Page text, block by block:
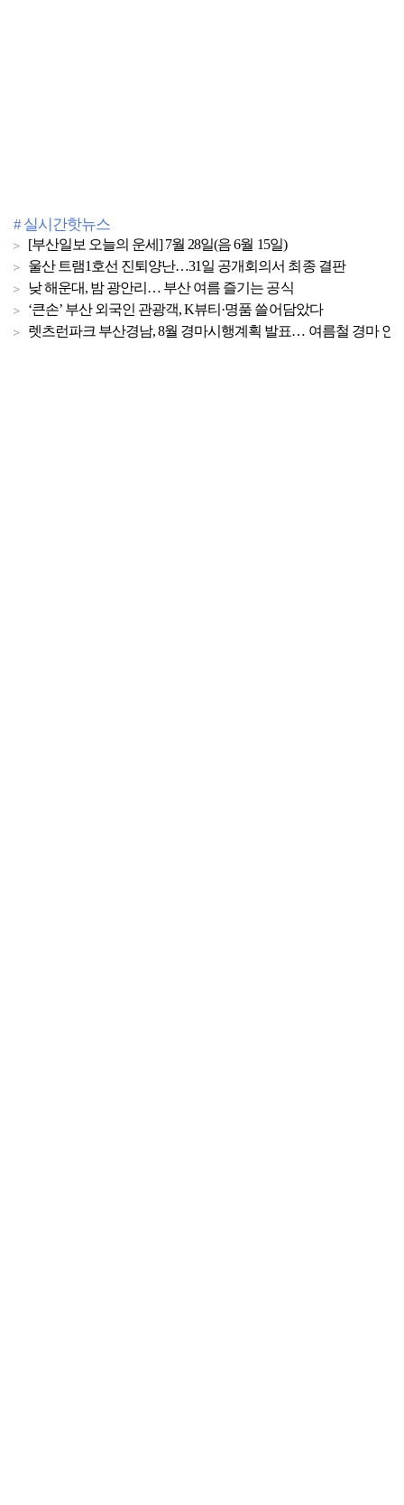
# 실시간핫뉴스
[부산일보 오늘의 운세] 7월 28일(음 6월 15일)
울산 트램1호선 진퇴양난…31일 공개회의서 최종 결판
낮 해운대, 밤 광안리… 부산 여름 즐기는 공식
‘큰손’ 부산 외국인 관광객, K뷰티·명품 쓸어담았다
렛츠런파크 부산경남, 8월 경마시행계획 발표… 여름철 경마 안